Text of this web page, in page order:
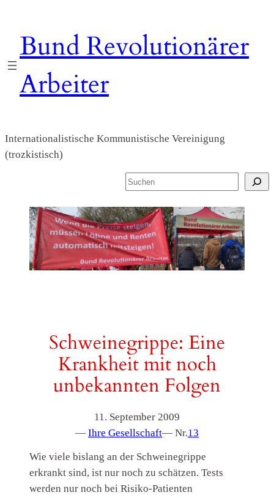
springen
Bund Revolutionärer
Arbeiter
Internationalistische Kommunistische Vereinigung
(trozkistisch)
S
c
h
e
n
Schweinegrippe: Eine
Krankheit mit noch
unbekannten Folgen
11. September 2009
— Ihre Gesellschaft— Nr.13
Wie viele bislang an der Schweinegrippe
erkrankt sind, ist nur noch zu schätzen. Tests
werden nur noch bei Risiko-Patienten